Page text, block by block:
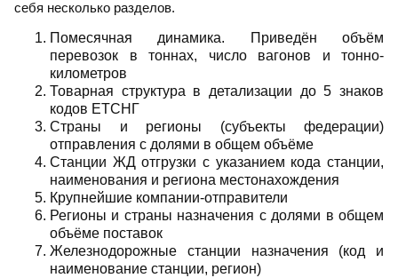
себя несколько разделов.
Помесячная динамика. Приведён объём
перевозок в тоннах, число вагонов и тонно-
километров
Товарная структура в детализации до 5 знаков
кодов ЕТСНГ
Страны и регионы (субъекты федерации)
отправления с долями в общем объёме
Станции ЖД отгрузки с указанием кода станции,
наименования и региона местонахождения
Крупнейшие компании-отправители
Регионы и страны назначения с долями в общем
объёме поставок
Железнодорожные станции назначения (код и
наименование станции, регион)